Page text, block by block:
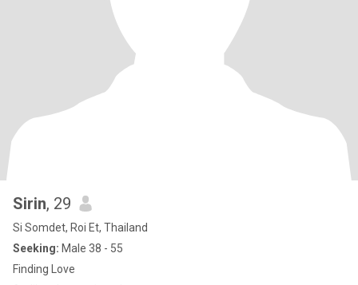
Sirin, 29
Si Somdet, Roi Et, Thailand
Seeking: Male 38 - 55
Finding Love